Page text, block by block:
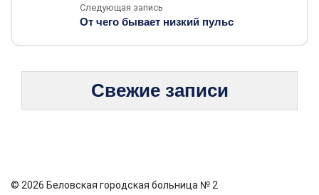
Следующая запись
От чего бывает низкий пульс
Свежие записи
© 2026 Беловская городская больница № 2